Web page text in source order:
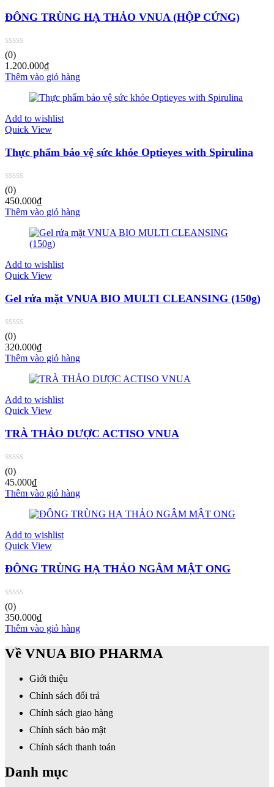
ĐÔNG TRÙNG HẠ THẢO VNUA (HỘP CỨNG)
(0)
1.200.000₫
Thêm vào giỏ hàng
Add to wishlist
Quick View
Thực phẩm bảo vệ sức khỏe Optieyes with Spirulina
(0)
450.000₫
Thêm vào giỏ hàng
Add to wishlist
Quick View
Gel rửa mặt VNUA BIO MULTI CLEANSING (150g)
(0)
320.000₫
Thêm vào giỏ hàng
Add to wishlist
Quick View
TRÀ THẢO DƯỢC ACTISO VNUA
(0)
45.000₫
Thêm vào giỏ hàng
Add to wishlist
Quick View
ĐÔNG TRÙNG HẠ THẢO NGÂM MẬT ONG
(0)
350.000₫
Thêm vào giỏ hàng
Về VNUA BIO PHARMA
Giới thiệu
Chính sách đổi trả
Chính sách giao hàng
Chính sách bảo mật
Chính sách thanh toán
Danh mục